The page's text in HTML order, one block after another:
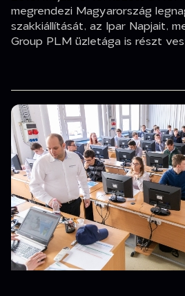
megrendezi Magyarország
szakkiállítását, az Ipar Napjait,
Group PLM üzletága is részt